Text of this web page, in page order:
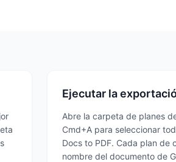
Ejecutar la
Abre la carpeta de planes
Cmd+A para seleccionar
Docs to PDF. Cada plan de
nombre del documento de